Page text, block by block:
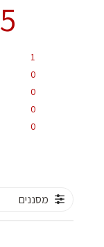
5
1
0
0
0
0
מסננים